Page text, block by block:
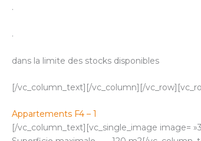
.
.
dans la limite des stocks disponibles
[/vc_column_text][/vc_column][/
Appartements F4 – 1
[/vc_column_text][vc_single_image